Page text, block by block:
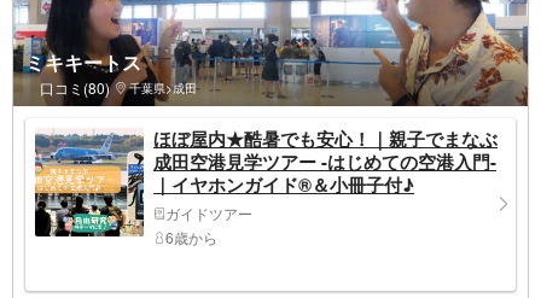
ミキキートス
口コミ(80) 千葉県>成田
ほぼ屋内★酷暑でも安心！｜親子でまなぶ
成田空港見学ツアー -はじめての空港入門-
｜イヤホンガイド®＆小冊子付♪
ガイドツアー
6歳から